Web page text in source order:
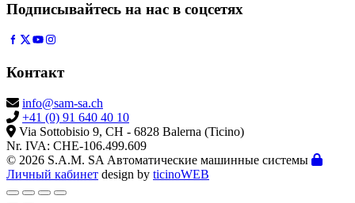
Подписывайтесь на нас в соцсетях
Контакт
info@sam-sa.ch
+41 (0) 91 640 40 10
Via Sottobisio 9, CH - 6828 Balerna (Ticino)
Nr. IVA: CHE-106.499.609
© 2026 S.A.M. SA Автоматические машинные системы
Личный кабинет design by ticinoWEB